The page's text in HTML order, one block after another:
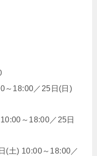
～18:00／25日(日)
～18:00／25日
(土) 10:00～18:00／